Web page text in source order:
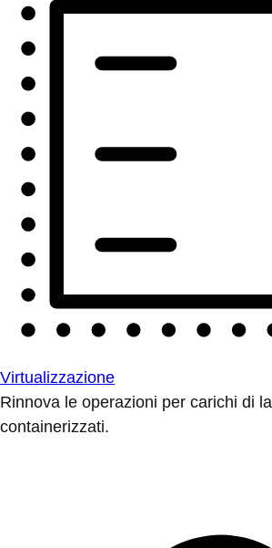
Virtualizzazione
Rinnova le operazioni per carichi di
containerizzati.